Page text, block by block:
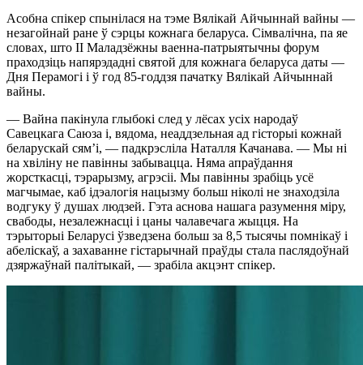
Асобна спікер спынілася на тэме Вялікай Айчыннай вайны —
незагойнай ране ў сэрцы кожнага беларуса. Сімвалічна, па яе
словах, што ІІ Маладзёжны ваенна-патрыятычны форум
праходзіць напярэдадні святой для кожнага беларуса даты —
Дня Перамогі і ў год 85-годдзя пачатку Вялікай Айчыннай
вайны.
— Вайна пакінула глыбокі след у лёсах усіх народаў
Савецкага Саюза і, вядома, неаддзельная ад гісторыі кожнай
беларускай сям’і, — падкрэсліла Наталля Качанава. — Мы ні
на хвіліну не павінны забывацца. Няма апраўдання
жорсткасці, тэрарызму, агрэсіі. Мы павінны зрабіць усё
магчымае, каб ідэалогія нацызму больш ніколі не знаходзіла
водгуку ў душах людзей. Гэта аснова нашага разумення міру,
свабоды, незалежнасці і цаны чалавечага жыцця. На
тэрыторыі Беларусі ўзведзена больш за 8,5 тысячы помнікаў і
абеліскаў, а захаванне гістарычнай праўды стала паслядоўнай
дзяржаўнай палітыкай, — зрабіла акцэнт спікер.